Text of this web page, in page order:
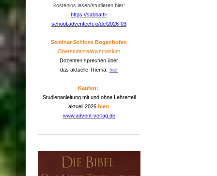
kostenlos lesen/studieren hier:
https://sabbath-
school.adventech.io/de/2026-03
Seminar Schloss Bogenhofen
Oberstufenrealgymnasium
Dozenten sprechen über
das aktuelle Thema: hier
Kaufen:
Studienanleitung mit und ohne Lehrerteil
aktuell 2026 hier:
www.advent-verlag.de